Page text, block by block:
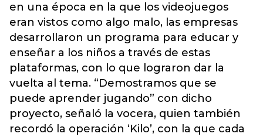
en una época en la que los videojuegos
eran vistos como algo malo, las empresas
desarrollaron un programa para educar y
enseñar a los niños a través de estas
plataformas, con lo que lograron dar la
vuelta al tema. “Demostramos que se
puede aprender jugando” con dicho
proyecto, señaló la vocera, quien también
recordó la operación ‘Kilo’, con la que cada